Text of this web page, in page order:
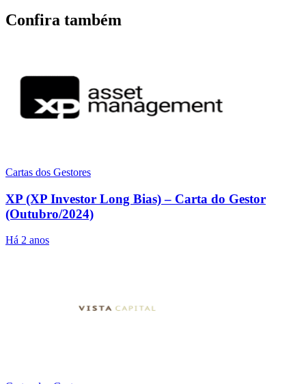
Confira também
Cartas dos Gestores
XP (XP Investor Long Bias) – Carta do Gestor
(Outubro/2024)
Há 2 anos